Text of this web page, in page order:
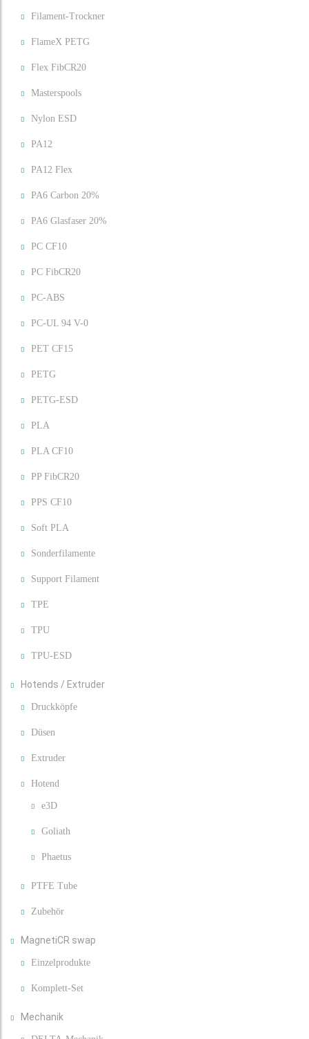
Filament-Trockner
FlameX PETG
Flex FibCR20
Masterspools
Nylon ESD
PA12
PA12 Flex
PA6 Carbon 20%
PA6 Glasfaser 20%
PC CF10
PC FibCR20
PC-ABS
PC-UL 94 V-0
PET CF15
PETG
PETG-ESD
PLA
PLA CF10
PP FibCR20
PPS CF10
Soft PLA
Sonderfilamente
Support Filament
TPE
TPU
TPU-ESD
Hotends / Extruder
Druckköpfe
Düsen
Extruder
Hotend
e3D
Goliath
Phaetus
PTFE Tube
Zubehör
MagnetiCR swap
Einzelprodukte
Komplett-Set
Mechanik